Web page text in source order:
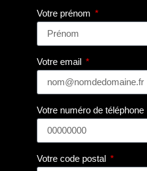
Votre prénom
Votre email
Votre numéro de téléphone
Votre code postal